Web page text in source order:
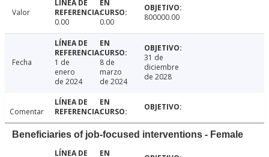
Valor
0.00
0.00 800000.00
Fecha
1 de
enero
de 2024
8 de
marzo
de 2024
31 de
diciembre
de 2028
Comentar
Beneficiaries of job-focused interventions - Female